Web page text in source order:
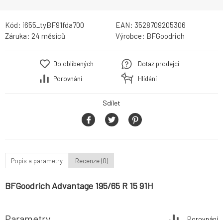
Kód: i655_tyBF91fda700 EAN: 3528709205306
Záruka: 24 měsíců Výrobce: BFGoodrich
Do oblíbených
Porovnání
Dotaz prodejci
Hlídání
Sdílet
Popis a parametry Recenze (0)
BFGoodrich Advantage 195/65 R 15 91H